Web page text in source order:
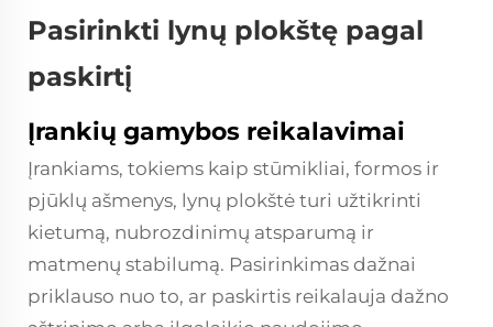
Pasirinkti lynų plokštę pagal
paskirtį
Įrankių gamybos reikalavimai
Įrankiams, tokiems kaip stūmikliai, formos ir
pjūklų ašmenys, lynų plokštė turi užtikrinti
kietumą, nubrozdinimų atsparumą ir
matmenų stabilumą. Pasirinkimas dažnai
priklauso nuo to, ar paskirtis reikalauja dažno